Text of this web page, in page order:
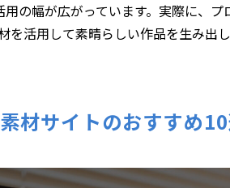
の幅が広がっています。実際に、
活用して素晴らしい作品を生み出し
材サイトのおすすめ